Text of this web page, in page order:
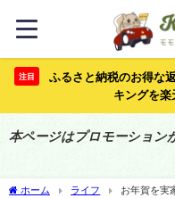
注目
ふるさと納税のお得な
キングを楽
本ページはプロモーション
ホーム ライフ
お年賀を実